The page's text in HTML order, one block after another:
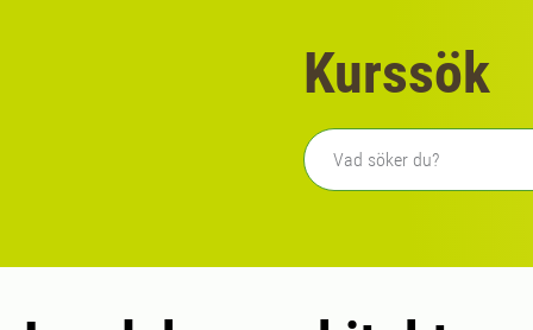
Kurssök
Fritext sökning